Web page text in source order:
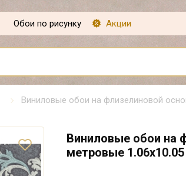
Обои по рисунку Акции
Виниловые обои на флизелиновой
Виниловые обои на
метровые